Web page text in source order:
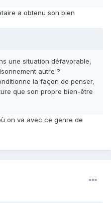
a obtenu son bien
une situation défavorable,
autre ?
la façon de penser,
que son propre bien-être
on va avec ce genre de